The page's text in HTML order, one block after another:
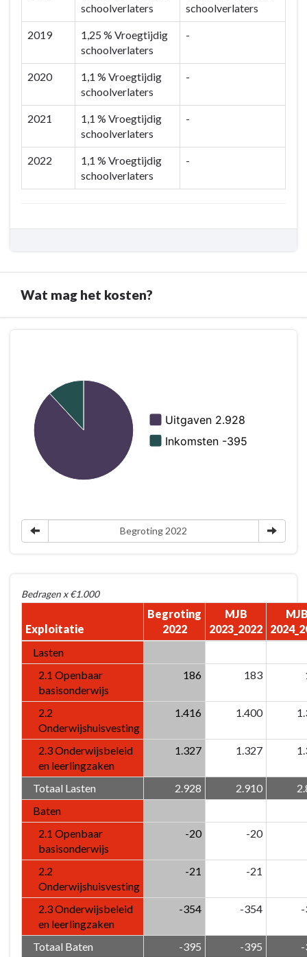
schoolverlaters
schoolverlaters
2019
1,25 % Vroegtijdig
schoolverlaters
-
2020
1,1 % Vroegtijdig
schoolverlaters
-
2021
1,1 % Vroegtijdig
schoolverlaters
-
2022
1,1 % Vroegtijdig
schoolverlaters
-
Wat mag het kosten?
Programma
Onderwijs
kosten?
Begroting 2022
Bedragen x €1.000
Exploitatie
Begroting
2022
MJB
2023_2022
Lasten
2.1 Openbaar
basisonderwijs
186 183
2.2
Onderwijshuisvesting
1.416 1.400
2.3 Onderwijsbeleid
en leerlingzaken
1.327 1.327
Totaal Lasten 2.928 2.910
Baten
2.1 Openbaar
basisonderwijs
-20 -20
2.2
Onderwijshuisvesting
-21 -21
2.3 Onderwijsbeleid
en leerlingzaken
-354 -354
Totaal Baten -395 -395